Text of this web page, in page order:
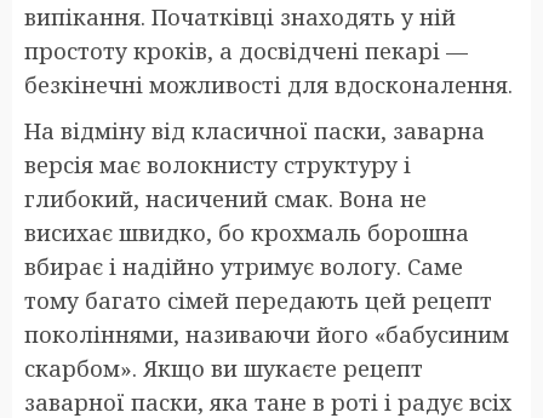
випікання. Початківці знаходять у ній
простоту кроків, а досвідчені пекарі —
безкінечні можливості для вдосконалення.
На відміну від класичної паски, заварна
версія має волокнисту структуру і
глибокий, насичений смак. Вона не
висихає швидко, бо крохмаль борошна
вбирає і надійно утримує вологу. Саме
тому багато сімей передають цей рецепт
поколіннями, називаючи його «бабусиним
скарбом». Якщо ви шукаєте рецепт
заварної паски, яка тане в роті і радує всіх